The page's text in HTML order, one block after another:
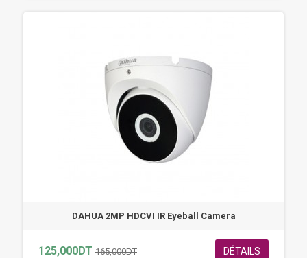
DAHUA 2MP HDCVI IR Eyeball Camera
125,000DT 165,000DT DÉTAILS